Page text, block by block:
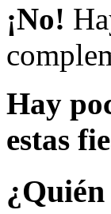
¡No!
Hay
estas